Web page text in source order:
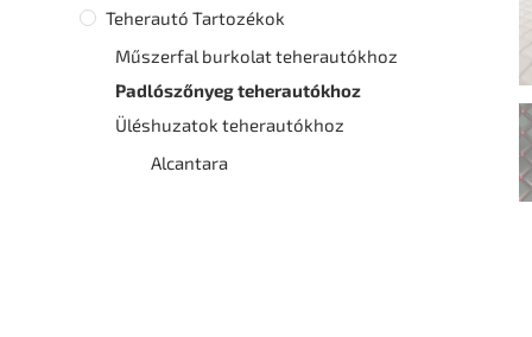
Teherautó Tartozékok
Műszerfal burkolat teherautókhoz
Padlószőnyeg teherautókhoz
Üléshuzatok teherautókhoz
Alcantara